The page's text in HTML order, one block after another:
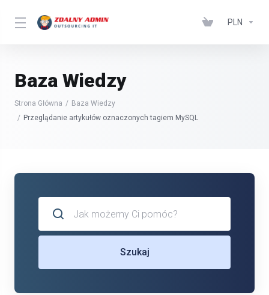
PLN
Baza Wiedzy
Strona Główna
Baza Wiedzy
Przeglądanie artykułów oznaczonych tagiem MySQL
Szukaj